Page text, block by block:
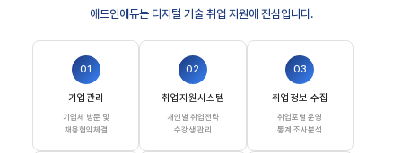
애드인에듀는 디지털 기술 취업 지원에 진심입니다.
01
기업관리
기업체 방문 및
채용협약체결
02
취업지원시스템
개인별 취업전략
수강생 관리
03
취업정보 수집
취업포털 운영
통계 조사분석